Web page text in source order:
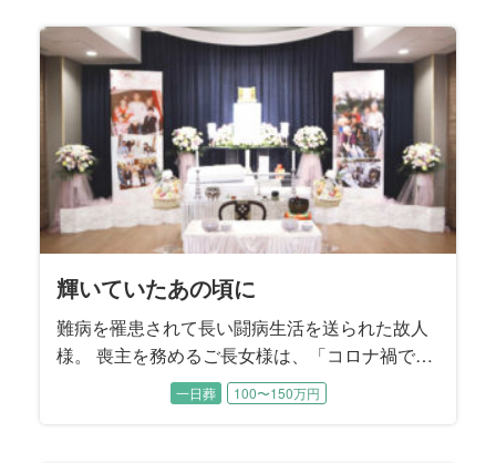
駆けつけて下さり、一緒にラウンドした思い出
を振り返りながら故人様を偲ばれました。
輝いていたあの頃に
難病を罹患されて長い闘病生活を送られた故人
様。 喪主を務めるご長女様は、「コロナ禍で家
族もほとんど面会できない日々が続いていた」
とおっしゃいました。 最後のお別れの時間だけ
一日葬 100〜150万円